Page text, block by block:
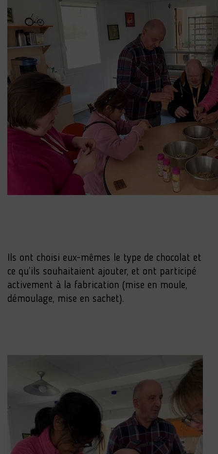
Ils ont choisi eux-mêmes le type de chocolat et
ce qu’ils souhaitaient ajouter, et ont participé
activement à la fabrication (mise en moule,
démoulage, mise en sachet).